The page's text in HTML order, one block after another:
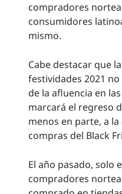
compradores
consumidores
mismo.
Cabe destacar que
festividades 2021
de la afluencia en
marcará el regreso
menos en parte, a
compras del Black
El año pasado, solo
compradores